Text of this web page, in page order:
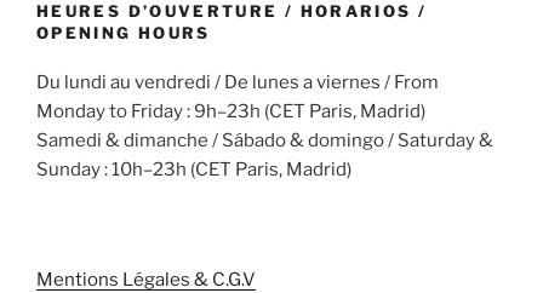
HEURES D’OUVERTURE / HORARIOS /
OPENING HOURS
Du lundi au vendredi / De lunes a viernes / From
Monday to Friday : 9h–23h (CET Paris, Madrid)
Samedi & dimanche / Sábado & domingo / Saturday &
Sunday : 10h–23h (CET Paris, Madrid)
Mentions Légales & C.G.V